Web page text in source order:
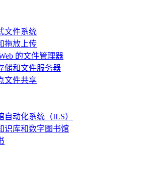
文件系统
拖放上传
的文件管理器
储和文件服务器
文件共享
自动化系统（ILS）
识库和数字图书馆